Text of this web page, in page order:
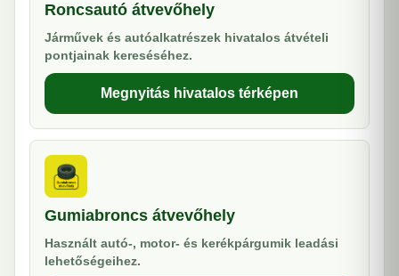
Roncsautó átvevőhely
Járművek és autóalkatrészek hivatalos átvételi
pontjainak kereséséhez.
Megnyitás hivatalos térképen
Gumiabroncs átvevőhely
Használt autó-, motor- és kerékpárgumik leadási
lehetőségeihez.